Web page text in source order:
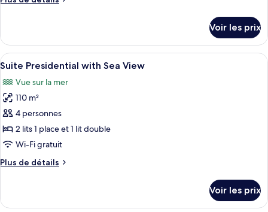
chambre :
with
Sea
le
type
de
Suite
Executive
Sea
View
Voir les prix
Afficher
toutes
les
photos
pour
ce
type
chambre :
Minibar, coffres-forts dans les
12
Suite Presidential with Sea View
Vue sur la mer
110 m²
4 personnes
2 lits 1 place et 1 lit double
Wi-Fi gratuit
Plus de détails
Plus
le
Voir les prix